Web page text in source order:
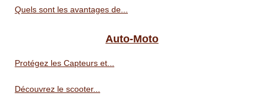
Quels sont les avantages de...
Auto-Moto
Protégez les Capteurs et...
Découvrez le scooter...